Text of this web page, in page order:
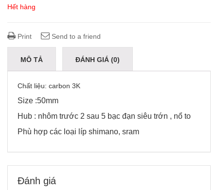
Hết hàng
Print Send to a friend
MÔ TẢ ĐÁNH GIÁ (0)
Chất liệu: carbon 3K
Size :50mm
Hub : nhôm trước 2 sau 5 bạc đạn siêu trớn , nổ to
Phù hợp các loại líp shimano, sram
Đánh giá